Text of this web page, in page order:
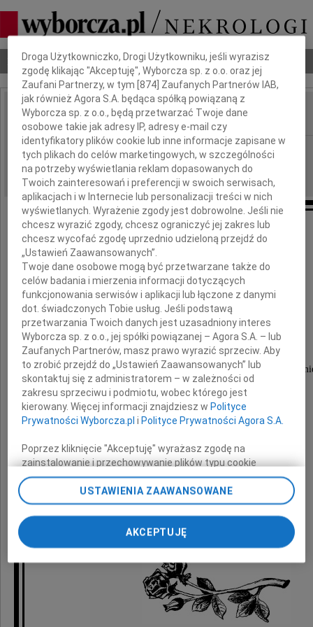
Nekrologi Odeszli Poradnik pogrzebowy
IMIĘ I NAZWISKO:
REGION: cała Polska
DATA EMISJI: 20.12.2018
Odszedł
Kazimierz Kutz
Reżyser i Obywatel
w Teatrze Narodowym wystawił Kartotekę, Na czworakach i
Żegnamy Go ze smutkiem
Teatr Narodowy w Warszawie
Dbamy o Twoją prywatność
Droga Użytkowniczko, Drogi Użytkowniku, jeśli wyrazisz
zgodę klikając "Akceptuję", Wyborcza sp. z o.o. oraz jej
Zaufani Partnerzy, w tym [874 ] Zaufanych Partnerów IAB,
jak również Agora S.A. będąca spółką powiązaną z
Wyborcza sp. z o.o., będą przetwarzać Twoje dane
osobowe takie jak adresy IP, adresy e-mail czy
identyfikatory plików cookie lub inne informacje zapisane w
tych plikach do celów marketingowych, w szczególności
na potrzeby wyświetlania reklam dopasowanych do
Twoich zainteresowań i preferencji w swoich serwisach,
aplikacjach i w Internecie lub personalizacji treści w nich
wyświetlanych. Wyrażenie zgody jest dobrowolne. Jeśli nie
chcesz wyrazić zgody, chcesz ograniczyć jej zakres lub
chcesz wycofać zgodę uprzednio udzieloną przejdź do
„Ustawień Zaawansowanych”.
Twoje dane osobowe mogą być przetwarzane także do
celów badania i mierzenia informacji dotyczących
funkcjonowania serwisów i aplikacji lub łączone z danymi
dot. świadczonych Tobie usług. Jeśli podstawą
przetwarzania Twoich danych jest uzasadniony interes
Wyborcza sp. z o.o., jej spółki powiązanej – Agora S.A. – lub
Zaufanych Partnerów, masz prawo wyrazić sprzeciw. Aby
to zrobić przejdź do „Ustawień Zaawansowanych” lub
skontaktuj się z administratorem – w zależności od
zakresu sprzeciwu i podmiotu, wobec którego jest
kierowany. Więcej informacji znajdziesz w Polityce
Prywatności Wyborcza.pl i Polityce Prywatności Agora S.A.
Poprzez kliknięcie "Akceptuję" wyrażasz zgodę na
zainstalowanie i przechowywanie plików typu cookie
Wyborczej sp. z o. o. jej Zaufanych Partnerów i Agora S.A.
na Twoim urządzeniu końcowym. Możesz też w każdej
chwili zmienić swoje preferencje dot. plików cookie,
ponownie wywołując narzędzie do zarządzania Twoimi
preferencjami dot. przetwarzania danych poprzez
odnośnik „Ustawienia prywatności” w stopce serwisu i
przechodząc do sekcji „Ustawienia zaawansowane”.
Zmiana ustawień plików cookie możliwa jest także za
pomocą ustawień przeglądarki.
My, nasi Zaufani Partnerzy i Agora S.A. możemy
USTAWIENIA ZAAWANSOWANE
AKCEPTUJĘ